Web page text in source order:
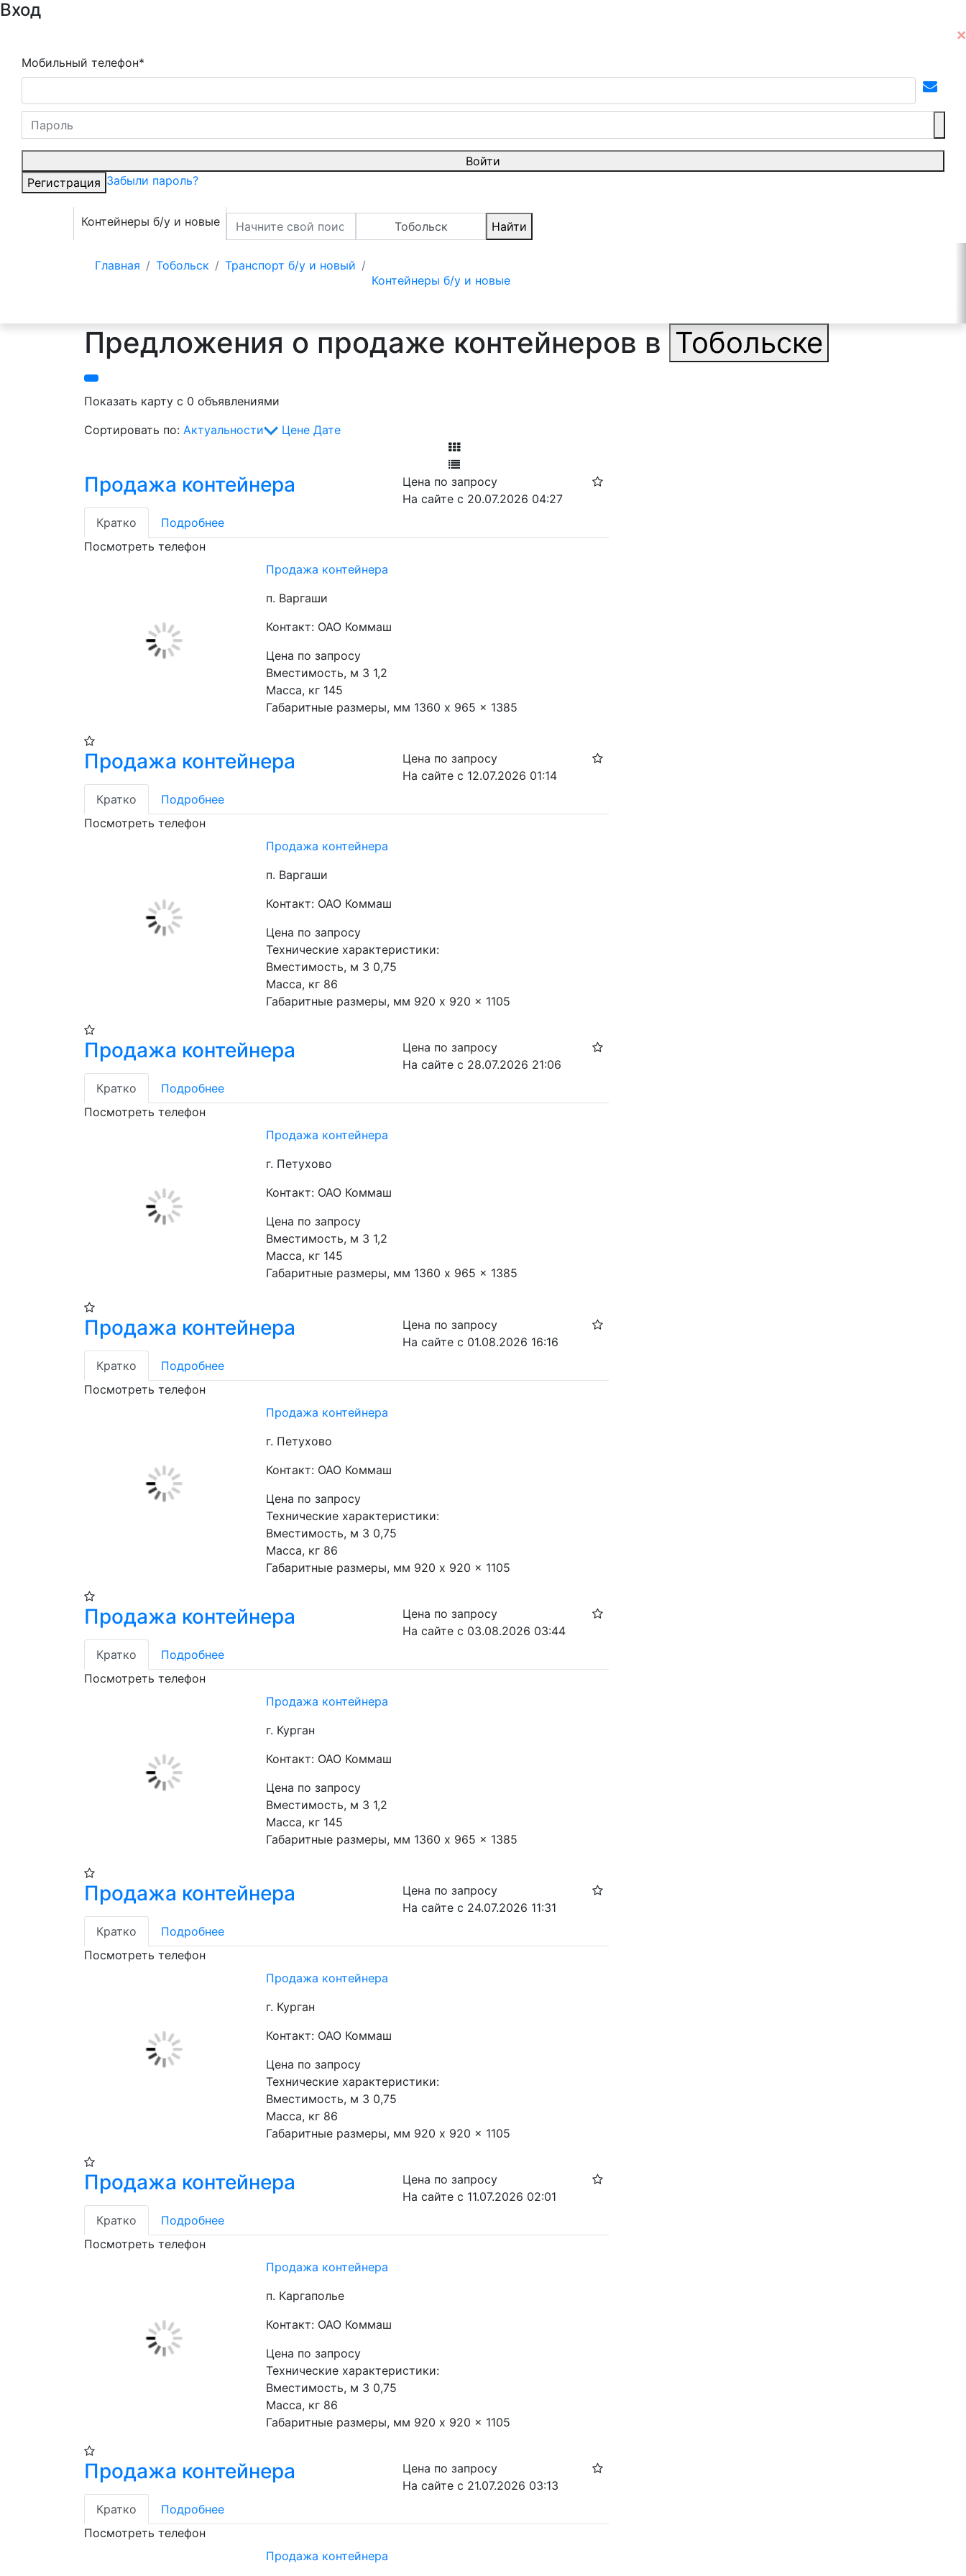
Вход
Мобильный телефон*
Войти
Регистрация Забыли пароль?
Контейнеры б/у и новые Тобольск Найти
Главная Тобольск
Транспорт б/у и новый
Контейнеры б/у и новые
Предложения о продаже контейнеров в Тобольске
Показать карту с 0 объявлениями
Сортировать по: Актуальности Цене Дате
Продажа контейнера
Цена по запросу
На сайте с 20.07.2026 04:27
Кратко
Подробнее
Посмотреть телефон
Продажа контейнера
п. Варгаши
Контакт: ОАО Коммаш
Цена по запросу
Вместимость, м 3 1,2
Масса, кг 145
Габаритные размеры, мм 1360 x 965 x 1385
Продажа контейнера
Цена по запросу
На сайте с 12.07.2026 01:14
Кратко
Подробнее
Посмотреть телефон
Продажа контейнера
п. Варгаши
Контакт: ОАО Коммаш
Цена по запросу
Технические характеристики:
Вместимость, м 3 0,75
Масса, кг 86
Габаритные размеры, мм 920 x 920 x 1105
Продажа контейнера
Цена по запросу
На сайте с 28.07.2026 21:06
Кратко
Подробнее
Посмотреть телефон
Продажа контейнера
г. Петухово
Контакт: ОАО Коммаш
Цена по запросу
Вместимость, м 3 1,2
Масса, кг 145
Габаритные размеры, мм 1360 x 965 x 1385
Продажа контейнера
Цена по запросу
На сайте с 01.08.2026 16:16
Кратко
Подробнее
Посмотреть телефон
Продажа контейнера
г. Петухово
Контакт: ОАО Коммаш
Цена по запросу
Технические характеристики:
Вместимость, м 3 0,75
Масса, кг 86
Габаритные размеры, мм 920 x 920 x 1105
Продажа контейнера
Цена по запросу
На сайте с 03.08.2026 03:44
Кратко
Подробнее
Посмотреть телефон
Продажа контейнера
г. Курган
Контакт: ОАО Коммаш
Цена по запросу
Вместимость, м 3 1,2
Масса, кг 145
Габаритные размеры, мм 1360 x 965 x 1385
Продажа контейнера
Цена по запросу
На сайте с 24.07.2026 11:31
Кратко
Подробнее
Посмотреть телефон
Продажа контейнера
г. Курган
Контакт: ОАО Коммаш
Цена по запросу
Технические характеристики:
Вместимость, м 3 0,75
Масса, кг 86
Габаритные размеры, мм 920 x 920 x 1105
Продажа контейнера
Цена по запросу
На сайте с 11.07.2026 02:01
Кратко
Подробнее
Посмотреть телефон
Продажа контейнера
п. Каргаполье
Контакт: ОАО Коммаш
Цена по запросу
Технические характеристики:
Вместимость, м 3 0,75
Масса, кг 86
Габаритные размеры, мм 920 x 920 x 1105
Продажа контейнера
Цена по запросу
На сайте с 21.07.2026 03:13
Кратко
Подробнее
Посмотреть телефон
Продажа контейнера